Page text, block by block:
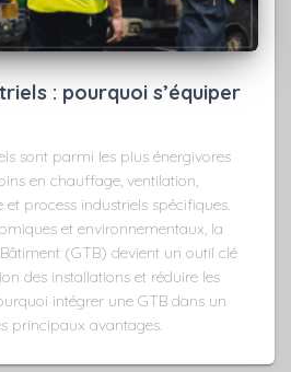
: pourquoi s’équiper
sont parmi les plus énergivores
en chauffage, ventilation,
process industriels spécifiques.
et environnementaux, la
(GTB) devient un outil clé
des installations et réduire les
intégrer une GTB dans un
principaux avantages.